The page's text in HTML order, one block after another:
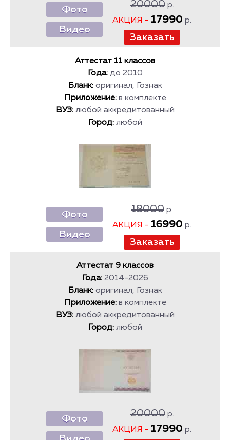
Фото
Видео
20000р.
АКЦИЯ - 17990 р.
Аттестат 11 классов
Года: до 2010
Бланк: оригинал, Гознак
Приложение: в комплекте
ВУЗ: любой аккредитованный
Город: любой
Фото
Видео
18000р.
АКЦИЯ - 16990 р.
Аттестат 9 классов
Года: 2014-2026
Бланк: оригинал, Гознак
Приложение: в комплекте
ВУЗ: любой аккредитованный
Город: любой
Фото 20000р.
АКЦИЯ - 17990 р.